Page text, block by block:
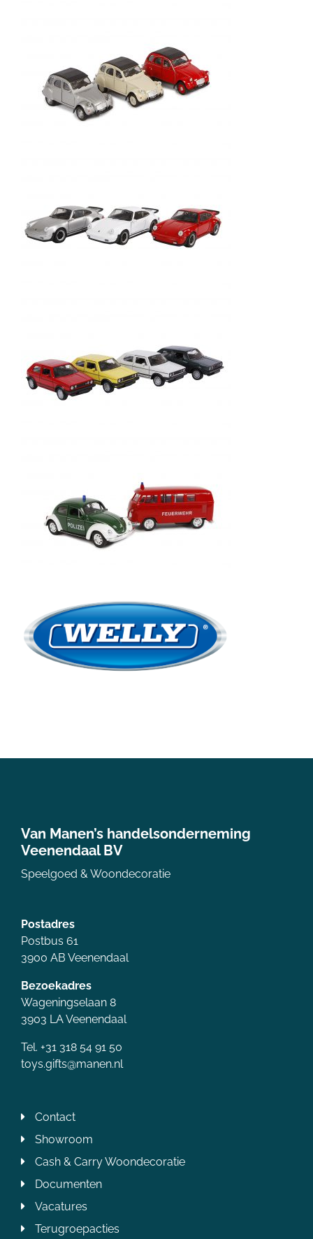
Van Manen’s handelsonderneming
Veenendaal BV
Speelgoed & Woondecoratie
Postadres
Postbus 61
3900 AB Veenendaal
Bezoekadres
Wageningselaan 8
3903 LA Veenendaal
Tel. +31 318 54 91 50
toys.gifts@manen.nl
Contact
Showroom
Cash & Carry Woondecoratie
Documenten
Vacatures
Terugroepacties